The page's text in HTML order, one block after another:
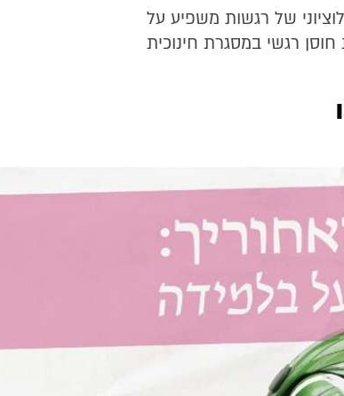
של רגשות משפיע על
רגשי במסגרת חינוכית